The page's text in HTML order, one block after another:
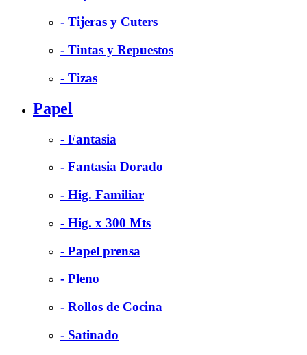
- Tijeras y Cuters
- Tintas y Repuestos
- Tizas
Papel
- Fantasia
- Fantasia Dorado
- Hig. Familiar
- Hig. x 300 Mts
- Papel prensa
- Pleno
- Rollos de Cocina
- Satinado